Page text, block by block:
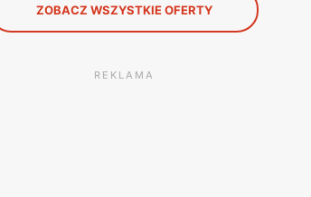
ZOBACZ WSZYSTKIE OFERTY
REKLAMA